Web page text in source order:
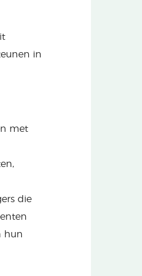
in
met
die
hun